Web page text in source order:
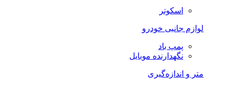
اسکوتر
لوازم جانبی خودرو
پمپ باد
نگهدارنده موبایل
متر و اندازه‌گیری